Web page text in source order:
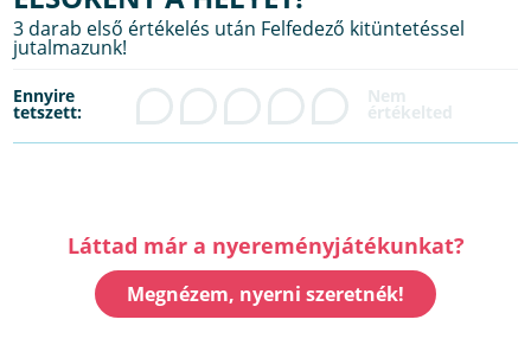
3 darab első értékelés után Felfedező kitüntetéssel
jutalmazunk!
Ennyire
tetszett:
Láttad már a nyereményjátékunkat?
Megnézem, nyerni szeretnék!